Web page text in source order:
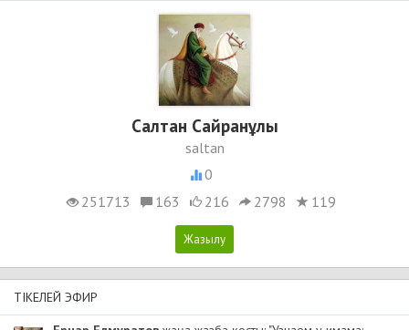
Салтан Сайранұлы
saltan
0
251713
163 216 2798 119
ТІКЕЛЕЙ ЭФИР